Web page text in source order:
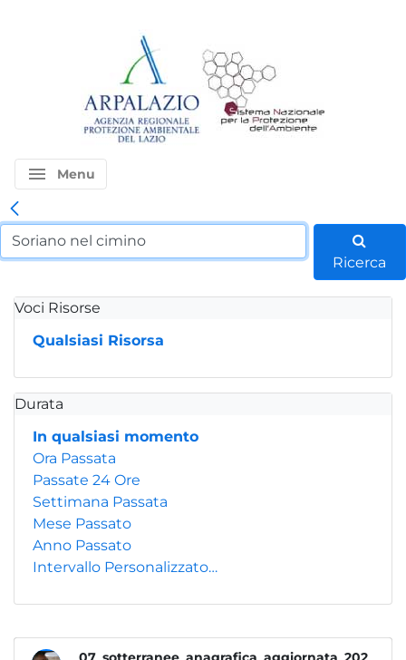
menu Menu
Ricerca
Voci Risorse
Qualsiasi Risorsa
Durata
In qualsiasi momento
Ora Passata
Passate 24 Ore
Settimana Passata
Mese Passato
Anno Passato
Intervallo Personalizzato…